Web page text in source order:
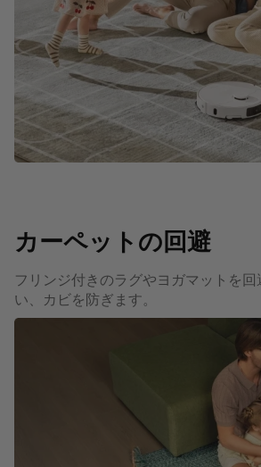
カーペットの回避
フリンジ付きのラグやヨガマットを
い、カビを防ぎます。